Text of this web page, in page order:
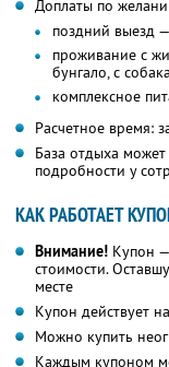
Доплаты по
поздний выезд
проживание с
бунгало, с
комплексное
Расчетное время:
База отдыха
подробности у
КАК РАБОТАЕТ
Внимание! Купон
стоимости.
месте
Купон действует
Можно купить
Каждым купоном